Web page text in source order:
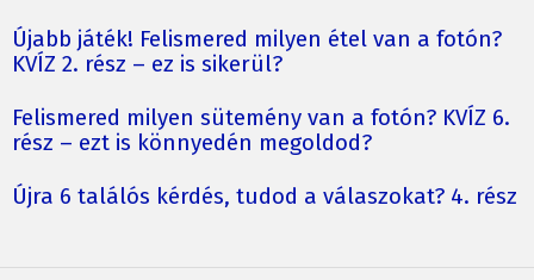
Újabb játék! Felismered milyen étel van a fotón?
KVÍZ 2. rész – ez is sikerül?
Felismered milyen sütemény van a fotón? KVÍZ 6.
rész – ezt is könnyedén megoldod?
Újra 6 találós kérdés, tudod a válaszokat? 4. rész